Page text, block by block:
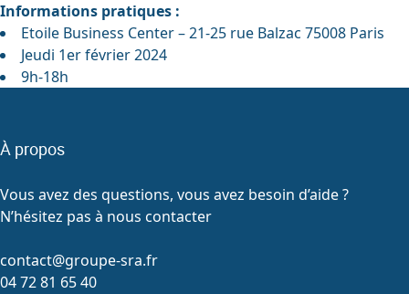
Informations pratiques :
Etoile Business Center – 21-25 rue Balzac 75008 Paris
Jeudi 1er février 2024
9h-18h
À propos
Vous avez des questions, vous avez besoin d’aide ?
N’hésitez pas à nous contacter
contact@groupe-sra.fr
04 72 81 65 40